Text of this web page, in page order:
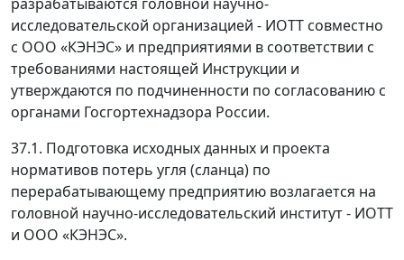
исследовательской организацией - ИОТТ совместно
с ООО «КЭНЭС» и предприятиями в соответствии с
требованиями настоящей Инструкции и
утверждаются по подчиненности по согласованию с
органами Госгортехнадзора России.
37.1. Подготовка исходных данных и проекта
нормативов потерь угля (сланца) по
перерабатывающему предприятию возлагается на
головной научно-исследовательский институт - ИОТТ
и ООО «КЭНЭС».